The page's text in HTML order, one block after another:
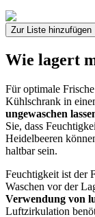
Zur Liste hinzufügen
Wie lagert
Für optimale
Kühlschrank in
ungewaschen
Sie, dass
Heidelbeeren
haltbar sein.
Feuchtigkeit ist der
Waschen vor der
Verwendung von
Luftzirkulation